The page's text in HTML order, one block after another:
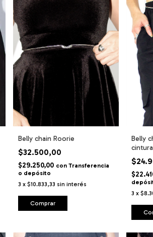
Belly chain Roorie
$32.500,00
$29.250,00 con Transferencia
o depósito
3 x $10.833,33 sin interés
Comprar
Belly
3 x